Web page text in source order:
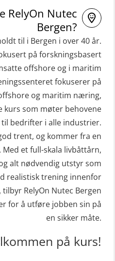
med HABD,
og Førstehjelp-
(FSC119)
med HABD,
(FSC121)
(OFA107)
og HLO
med e-læring
og
for plattformsjefer
repetisjon
repetisjon
(MSE1001)
redningsfarkoster
Bord
32 t m/mørkekjøring
oppdatering
for
skip med eLearning
Livbåtfører
8 t – konvensjonell
Mann-Over-Bord
RelyOn Nutec
Bergen?
til i Bergen i over 40 år.
på forskningsbasert
offshore og i maritim
fokuserer på
og maritim næring,
kurs som møter behovene
til bedrifter i alle industrier.
trent, og kommer fra en
et full-skala livbåttårn,
alt nødvendig utstyr som
realistisk trening innenfor
RelyOn Nutec Bergen
for å utføre jobben sin på
en sikker måte.
på kurs!